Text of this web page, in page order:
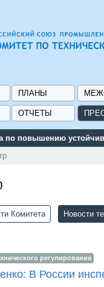
ПЛАНЫ
ОТЧЕТЫ
субсидий и мер
Комитета Новости
регулирования
В России